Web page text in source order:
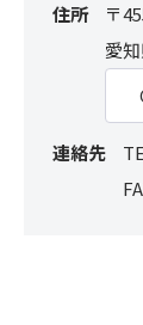
住所
〒
愛
連絡先